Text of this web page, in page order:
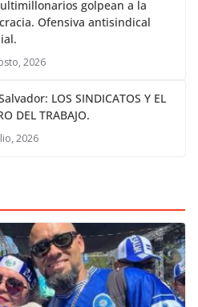
golpean a la
Ofensiva antisindical
2026
LOS SINDICATOS Y EL
DEL TRABAJO.
2026